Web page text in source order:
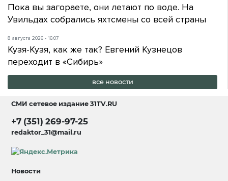
Пока вы загораете, они летают по воде. На
Увильдах собрались яхтсмены со всей страны
8 августа 2026 - 16:07
Кузя-Кузя, как же так? Евгений Кузнецов
переходит в «Сибирь»
все новости
СМИ сетевое издание31TV.RU
+7 (351) 269-97-25
redaktor_31@mail.ru
Новости